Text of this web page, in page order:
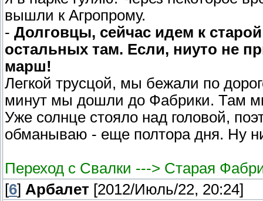
вышли к Агропрому.
- Долговцы, сейчас идем к
остальных там. Если, ниуто не
марш!
Легкой трусцой, мы бежали по
минут мы дошли до Фабрики. Там
Уже солнце стояло над головой,
обманываю - еще полтора дня. Ну
Переход с Свалки ---> Старая
[6] Арбалет [2012/Июль/22, 20:24]